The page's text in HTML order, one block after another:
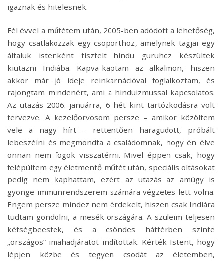
igaznak és hitelesnek.
Fél évvel a műtétem után, 2005-ben adódott a lehetőség,
hogy csatlakozzak egy csoporthoz, amelynek tagjai egy
általuk istenként tisztelt hindu guruhoz készültek
kiutazni Indiába. Kapva-kaptam az alkalmon, hiszen
akkor már jó ideje reinkarnációval foglalkoztam, és
rajongtam mindenért, ami a hinduizmussal kapcsolatos.
Az utazás 2006. januárra, 6 hét kint tartózkodásra volt
tervezve. A kezelőorvosom persze – amikor közöltem
vele a nagy hírt – rettentően haragudott, próbált
lebeszélni és megmondta a családomnak, hogy én élve
onnan nem fogok visszatérni. Mivel éppen csak, hogy
felépültem egy életmentő műtét után, speciális oltásokat
pedig nem kaphattam, ezért az utazás az amúgy is
gyönge immunrendszerem számára végzetes lett volna.
Engem persze mindez nem érdekelt, hiszen csak Indiára
tudtam gondolni, a mesék országára. A szüleim teljesen
kétségbeestek, és a csöndes háttérben szinte
„országos” imahadjáratot indítottak. Kérték Istent, hogy
lépjen közbe és tegyen csodát az életemben,